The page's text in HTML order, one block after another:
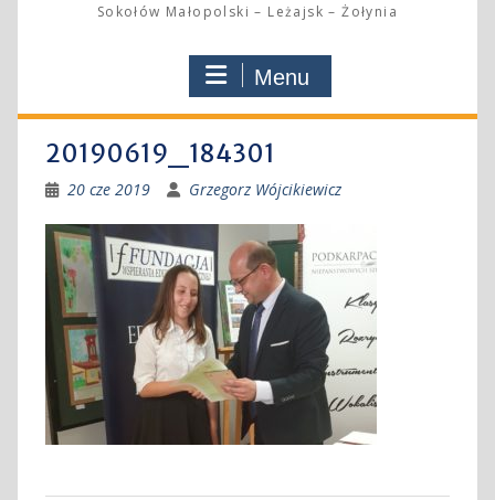
Sokołów Małopolski – Leżajsk – Żołynia
Menu
20190619_184301
20 cze 2019 Grzegorz Wójcikiewicz